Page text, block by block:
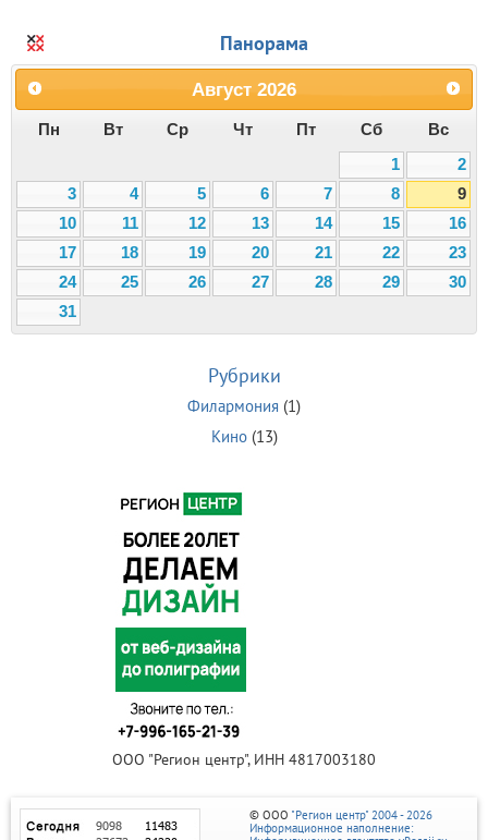
Панорама
Август 2026
Пн Вт Ср Чт Пт Сб
Вс
1
2
3
4 5 6 7 8
9
10
11 12 13 14 15
16
17
18 19 20 21 22
23
24
25 26 27 28 29
30
31
Рубрики
Филармония (1)
Кино(13)
ООО "Регион центр", ИНН 4817003180
© ООО "Регион центр" 2004 - 2026
Информационное наполнение: